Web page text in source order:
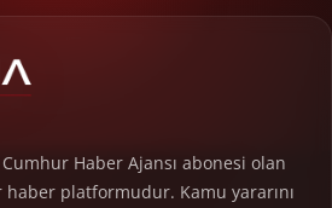
Haber Ajansı abonesi olan
haber platformudur. Kamu yararını